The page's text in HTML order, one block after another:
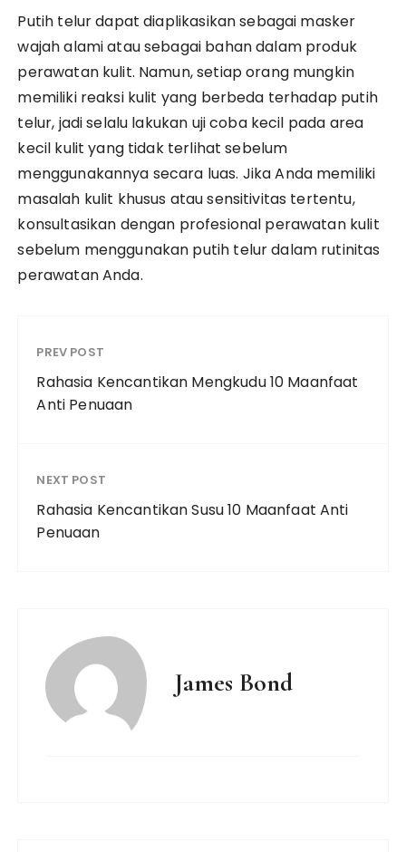
Putih telur dapat diaplikasikan sebagai masker
wajah alami atau sebagai bahan dalam produk
perawatan kulit. Namun, setiap orang mungkin
memiliki reaksi kulit yang berbeda terhadap putih
telur, jadi selalu lakukan uji coba kecil pada area
kecil kulit yang tidak terlihat sebelum
menggunakannya secara luas. Jika Anda memiliki
masalah kulit khusus atau sensitivitas tertentu,
konsultasikan dengan profesional perawatan kulit
sebelum menggunakan putih telur dalam rutinitas
perawatan Anda.
PREV POST
Rahasia Kencantikan Mengkudu 10 Maanfaat
Anti Penuaan
NEXT POST
Rahasia Kencantikan Susu 10 Maanfaat Anti
Penuaan
James Bond